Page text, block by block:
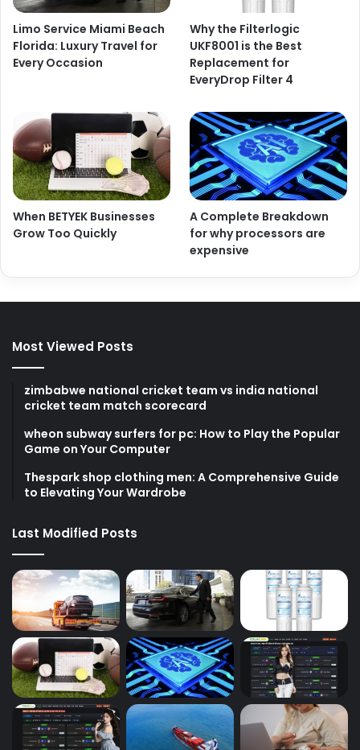
Limo Service Miami Beach
Florida: Luxury Travel for
Every Occasion
Why the Filterlogic
UKF8001 is the Best
Replacement for
EveryDrop Filter 4
When BETYEK Businesses
Grow Too Quickly
A Complete Breakdown
for why processors are
expensive
Most Viewed Posts
zimbabwe national cricket team vs india national
cricket team match scorecard
wheon subway surfers for pc: How to Play the Popular
Game on Your Computer
Thespark shop clothing men: A Comprehensive Guide
to Elevating Your Wardrobe
Last Modified Posts